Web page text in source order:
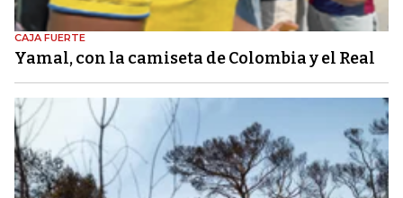
CAJA FUERTE
Yamal, con la camiseta de Colombia y el Real